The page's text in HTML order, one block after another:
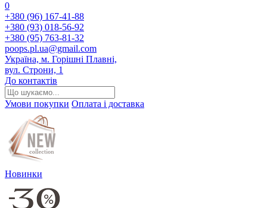
0
+380 (96) 167-41-88
+380 (93) 018-56-92
+380 (95) 763-81-32
poops.pl.ua@gmail.com
Україна, м. Горішні Плавні,
вул. Строни, 1
До контактів
Умови покупки Оплата і доставка
Новинки